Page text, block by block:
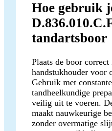
Hoe gebruik
tandartsboor
Plaats de boor correct
handstukhouder voor
Gebruik met
tandheelkundige
veilig uit te voeren.
maakt nauwkeurige
zonder overmatige